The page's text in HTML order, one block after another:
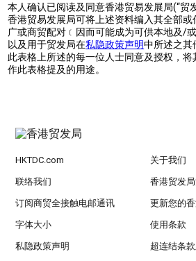
本人确认已阅读及同意香港贸易发展局(“贸
香港贸易发展局可将上述资料编入其全部
广或商贸配对﹝因而可能成为可供本地及/
以及用于贸发局在私隐政策声明中所述之其
此表格上所述的每一位人士同意及授权，
作此表格提及的用途。
HKTDC.com 关于我们
联络我们 香港贸发
订阅商贸全接触电邮通讯 更新您的
字体大小 使用条款
私隐政策声明 超连结条